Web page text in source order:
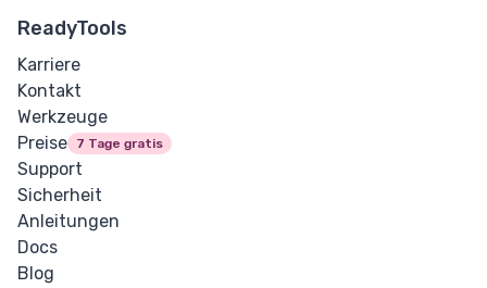
ReadyTools
Karriere
Kontakt
Werkzeuge
Preise
7 Tage gratis
Support
Sicherheit
Anleitungen
Docs
Blog